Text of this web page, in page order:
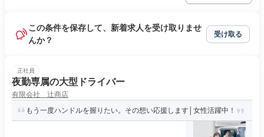
この条件を保存して、新着求人を受け取りませ
んか？
受け取る
正社員
夜勤専属の大型ドライバー
有限会社 辻商店
もう一度ハンドルを握りたい。その想い応援します│女性活躍中！